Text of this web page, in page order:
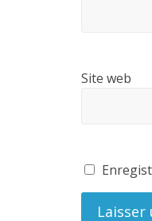
Site web